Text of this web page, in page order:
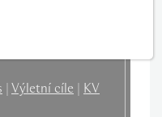
Výletní cíle
KV